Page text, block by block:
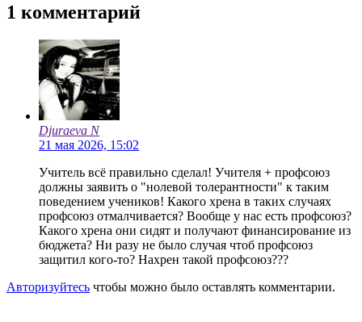
1 комментарий
Djuraeva N
21 мая 2026, 15:02
Учитель всё правильно сделал! Учителя + профсоюз
должны заявить о "нолевой толерантности" к таким
поведением учеников! Какого хрена в таких случаях
профсоюз отмалчивается? Вообще у нас есть профсоюз?
Какого хрена они сидят и получают финансирование из
бюджета? Ни разу не было случая чтоб профсоюз
защитил кого-то? Нахрен такой профсоюз???
Авторизуйтесь чтобы можно было оставлять комментарии.